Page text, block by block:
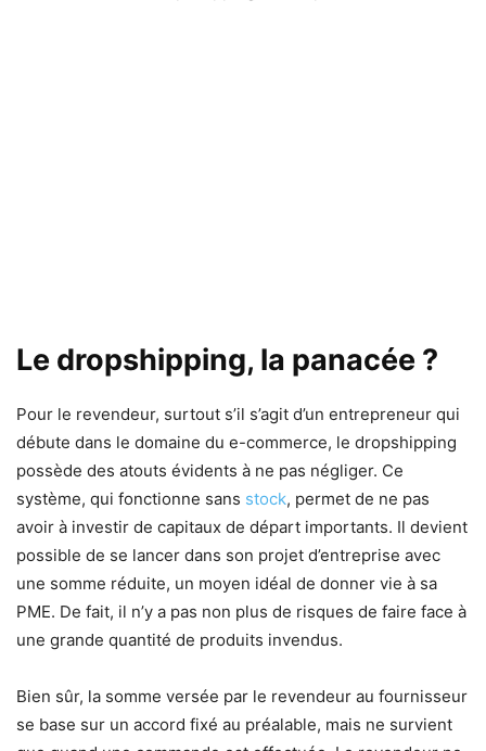
Le dropshipping, la panacée ?
Pour le revendeur, surtout s’il s’agit d’un entrepreneur qui
débute dans le domaine du e-commerce, le dropshipping
possède des atouts évidents à ne pas négliger. Ce
système, qui fonctionne sans stock, permet de ne pas
avoir à investir de capitaux de départ importants. Il devient
possible de se lancer dans son projet d’entreprise avec
une somme réduite, un moyen idéal de donner vie à sa
PME. De fait, il n’y a pas non plus de risques de faire face à
une grande quantité de produits invendus.
Bien sûr, la somme versée par le revendeur au fournisseur
se base sur un accord fixé au préalable, mais ne survient